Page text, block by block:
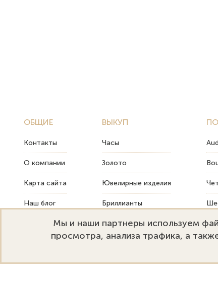
ОБЩИЕ
Контакты
О компании
Карта сайта
Наш блог
ВЫКУП
Часы
Золото
Ювелирные изделия
Бриллианты
Монеты
Мы и наши партнеры используем
просмотра, анализа трафика, а